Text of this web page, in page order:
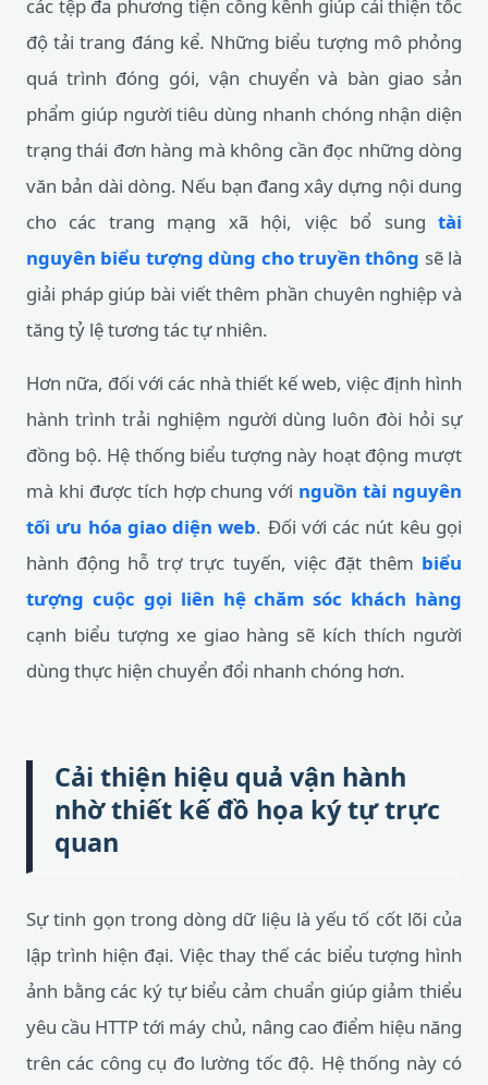
các tệp đa phương tiện cồng kềnh giúp cải thiện tốc
độ tải trang đáng kể. Những biểu tượng mô phỏng
quá trình đóng gói, vận chuyển và bàn giao sản
phẩm giúp người tiêu dùng nhanh chóng nhận diện
trạng thái đơn hàng mà không cần đọc những dòng
văn bản dài dòng. Nếu bạn đang xây dựng nội dung
cho các trang mạng xã hội, việc bổ sung tài
nguyên biểu tượng dùng cho truyền thông sẽ là
giải pháp giúp bài viết thêm phần chuyên nghiệp và
tăng tỷ lệ tương tác tự nhiên.
Hơn nữa, đối với các nhà thiết kế web, việc định hình
hành trình trải nghiệm người dùng luôn đòi hỏi sự
đồng bộ. Hệ thống biểu tượng này hoạt động mượt
mà khi được tích hợp chung với nguồn tài nguyên
tối ưu hóa giao diện web. Đối với các nút kêu gọi
hành động hỗ trợ trực tuyến, việc đặt thêm biểu
tượng cuộc gọi liên hệ chăm sóc khách hàng
cạnh biểu tượng xe giao hàng sẽ kích thích người
dùng thực hiện chuyển đổi nhanh chóng hơn.
Cải thiện hiệu quả vận hành
nhờ thiết kế đồ họa ký tự trực
quan
Sự tinh gọn trong dòng dữ liệu là yếu tố cốt lõi của
lập trình hiện đại. Việc thay thế các biểu tượng hình
ảnh bằng các ký tự biểu cảm chuẩn giúp giảm thiểu
yêu cầu HTTP tới máy chủ, nâng cao điểm hiệu năng
trên các công cụ đo lường tốc độ. Hệ thống này có